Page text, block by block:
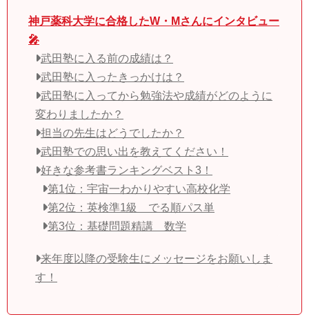
神戸薬科大学に合格したW・Mさんにインタビュー
🎤
武田塾に入る前の成績は？
武田塾に入ったきっかけは？
武田塾に入ってから勉強法や成績がどのように
変わりましたか？
担当の先生はどうでしたか？
武田塾での思い出を教えてください！
好きな参考書ランキングベスト3！
第1位：宇宙一わかりやすい高校化学
第2位：英検準1級 でる順パス単
第3位：基礎問題精講 数学
来年度以降の受験生にメッセージをお願いしま
す！